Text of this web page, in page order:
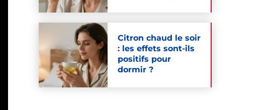
Citron chaud le soir
: les effets sont-ils
positifs pour
dormir ?